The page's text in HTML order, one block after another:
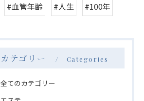
#血管年齢 #人生 #100年
カテゴリー Categories
全てのカテゴリー